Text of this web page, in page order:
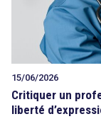
15/06/2026
Critiquer un
liberté